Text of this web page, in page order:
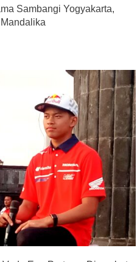
Sambangi Yogyakarta,